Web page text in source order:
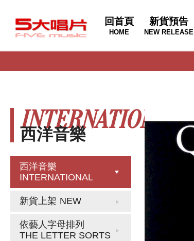
回首頁
HOME
新貨預告
NEW RELEASE
西洋音樂
INTERNATIONAL
西洋音樂
INTERNATIONAL
新貨上架 NEW
依藝人字母排列
THE LETTER SORTS